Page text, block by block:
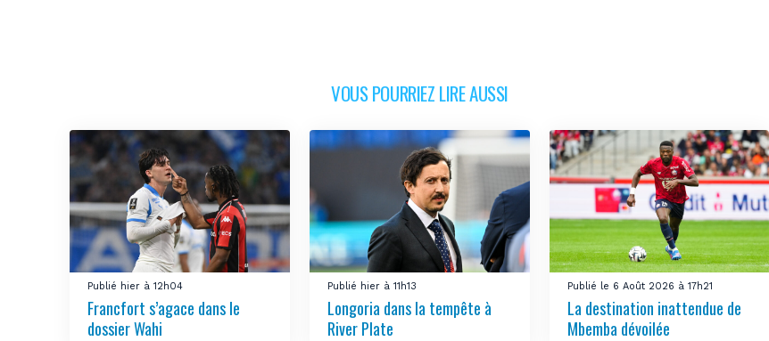
VOUS POURRIEZ LIRE AUSSI
Publié hier à 12h04
Francfort s’agace dans le
dossier Wahi
Publié hier à 11h13
Longoria dans la tempête à
River Plate
Publié le 6 Août 2026 à 17h21
La destination inattendue de
Mbemba dévoilée